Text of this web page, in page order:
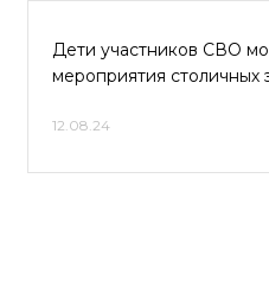
Дети участников СВО
мероприятия столичных
12.08.24